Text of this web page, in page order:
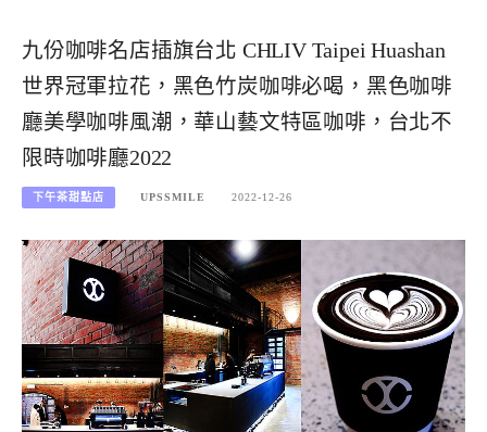
九份咖啡名店插旗台北 CHLIV Taipei Huashan
世界冠軍拉花，黑色竹炭咖啡必喝，黑色咖啡
廳美學咖啡風潮，華山藝文特區咖啡，台北不
限時咖啡廳2022
下午茶甜點店 UPSSMILE 2022-12-26